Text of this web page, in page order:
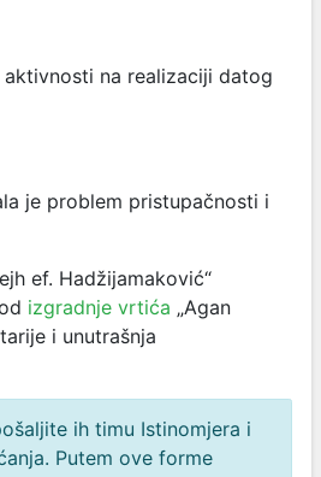
na realizaciji datog
je problem pristupačnosti i
ef. Hadžijamaković“
izgradnje vrtića „Agan
i unutrašnja
ih timu Istinomjera i
Putem ove forme